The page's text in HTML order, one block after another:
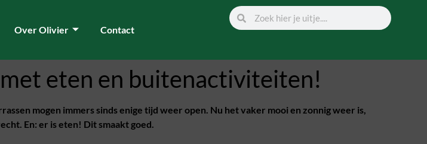
Over Olivier Contact
eten en buitenactiviteiten!
mogen immers sinds enige tijd weer open. Nu het vaker mooi en zonnig weer is,
En: er is eten! Dit smaakt goed.